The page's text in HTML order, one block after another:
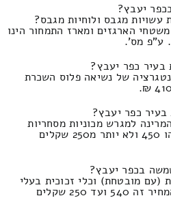
יעבץ?
מגבס ולוחיות מגבס?
הארגזים ומארז התמחור הינו
בעיר כפר יעבץ?
של נשיאה פלוס השכרת
כפר יעבץ?
למגרש מכוניות מסחריות
העברה של משאיות העלות זהו 450 ולא יותר מ250 שקלים
בכפר יעבץ?
(עם מובטחת) וכלי זכוכית בעלי
משקל רב ע"י שירותי הנפה המחיר זה 540 ועד 250 שקלים